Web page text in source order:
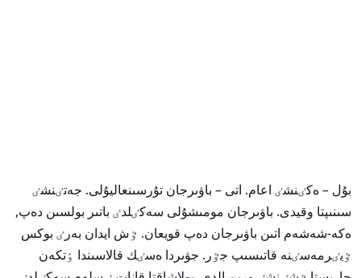
بۇل – ەكٸنشٸ اعام. اتى – باۋىرجان تۇرسىنعاليۇلى. جەتٸنشٸ
سىنىپتا وقيدى. باۋىرجان مومىشۇلى سەكٸلدٸ باتىر بولسىن دەپ,
ەكە-شەشەم اتىن باۋىرجان دەپ قويعان. ٷش ايدان بەرٸ بوكس
ٷيٸرمەسٸنە قاتىسىپ جٷر. جۋىردا ەسٸك قالاسىندا ٶتكەن